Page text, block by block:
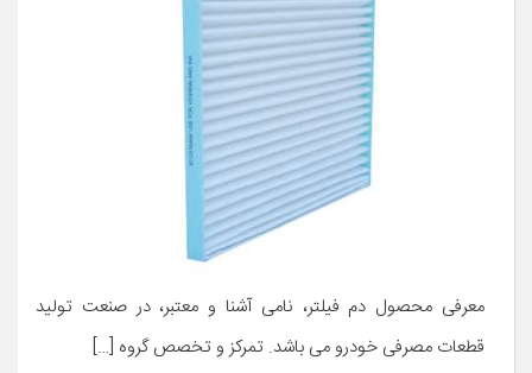
معرفی محصول دم فیلتر، نامی آشنا و معتبر، در صنعت تولید
قطعات مصرفی خودرو می باشد. تمرکز و تخصص گروه […]